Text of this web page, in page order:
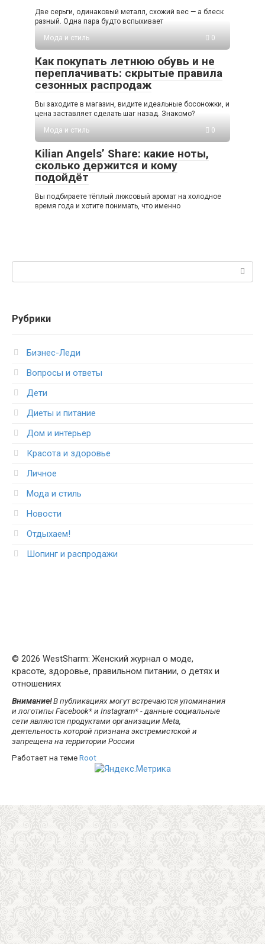
Две серьги, одинаковый металл, схожий вес — а блеск
разный. Одна пара будто вспыхивает
Мода и стиль
0
Как покупать летнюю обувь и не
переплачивать: скрытые правила
сезонных распродаж
Вы заходите в магазин, видите идеальные босоножки, и
цена заставляет сделать шаг назад. Знакомо?
Мода и стиль
0
Kilian Angels’ Share: какие ноты,
сколько держится и кому
подойдёт
Вы подбираете тёплый люксовый аромат на холодное
время года и хотите понимать, что именно
Рубрики
Бизнес-Леди
Вопросы и ответы
Дети
Диеты и питание
Дом и интерьер
Красота и здоровье
Личное
Мода и стиль
Новости
Отдыхаем!
Шопинг и распродажи
© 2026 WestSharm: Женский журнал о моде,
красоте, здоровье, правильном питании, о детях и
отношениях
Внимание!В публикациях могут встречаются упоминания
и логотипы Facebook* и Instagram* - данные социальные
сети являются продуктами организации Meta,
деятельность которой признана экстремистской и
запрещена на территории России
Работает на темеRoot